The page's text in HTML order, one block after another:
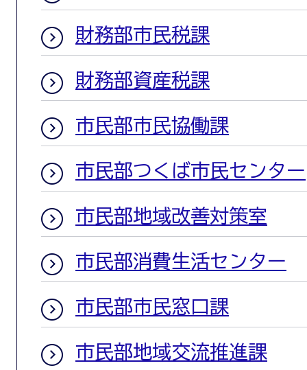
財務部市民税課
財務部資産税課
市民部市民協働課
市民部つくば市民センター
市民部地域改善対策室
市民部消費生活センター
市民部市民窓口課
市民部地域交流推進課